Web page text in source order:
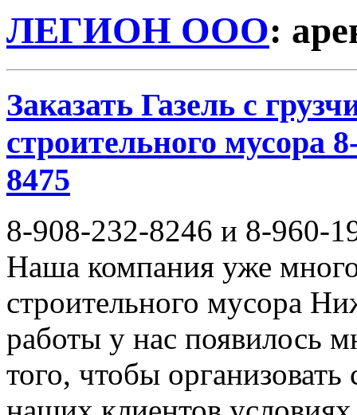
ЛЕГИОН ООО:
Заказать Газель с
строительного мусора
8475
8-908-232-8246 и 8-960-
Наша компания уже много
строительного мусора
работы у нас появилось
того, чтобы